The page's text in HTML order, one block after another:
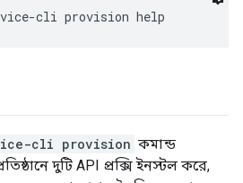
cli provision কমান্ড
দুটি API প্রক্সি ইনস্টল করে,